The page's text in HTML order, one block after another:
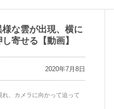
様な雲が出現、横に
寄せる【動画】
2020年7月8日
れ、カメラに向かって迫って